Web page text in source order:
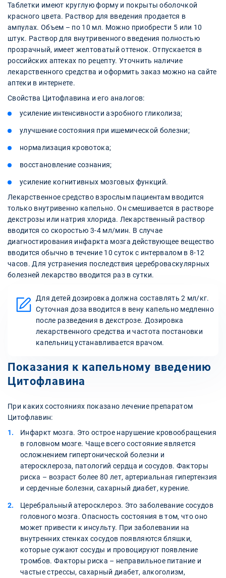
Таблетки имеют круглую форму и покрыты оболочкой
красного цвета. Раствор для введения продается в
ампулах. Объем – по 10 мл. Можно приобрести 5 или 10
штук. Раствор для внутривенного введения полностью
прозрачный, имеет желтоватый оттенок. Отпускается в
российских аптеках по рецепту. Уточнить наличие
лекарственного средства и оформить заказ можно на сайте
аптеки в интернете.
Свойства Цитофлавина и его аналогов:
усиление интенсивности аэробного гликолиза;
улучшение состояния при ишемической болезни;
нормализация кровотока;
восстановление сознания;
усиление когнитивных мозговых функций.
Лекарственное средство взрослым пациентам вводится
только внутривенно капельно. Он смешивается в растворе
декстрозы или натрия хлорида. Лекарственный раствор
вводится со скоростью 3-4 мл/мин. В случае
диагностирования инфаркта мозга действующее вещество
вводится обычно в течение 10 суток с интервалом в 8-12
часов. Для устранения последствия цереброваскулярных
болезней лекарство вводится раз в сутки.
Для детей дозировка должна составлять 2 мл/кг.
Суточная доза вводится в вену капельно медленно
после разведения в декстрозе. Дозировка
лекарственного средства и частота постановки
капельниц устанавливается врачом.
Показания к капельному введению
Цитофлавина
При каких состояниях показано лечение препаратом
Цитофлавин:
Инфаркт мозга. Это острое нарушение кровообращения
в головном мозге. Чаще всего состояние является
осложнением гипертонической болезни и
атеросклероза, патологий сердца и сосудов. Факторы
риска – возраст более 80 лет, артериальная гипертензия
и сердечные болезни, сахарный диабет, курение.
Церебральный атеросклероз. Это заболевание сосудов
головного мозга. Опасность состояния в том, что оно
может привести к инсульту. При заболевании на
внутренних стенках сосудов появляются бляшки,
которые сужают сосуды и провоцируют появление
тромбов. Факторы риска – неправильное питание и
частые стрессы, сахарный диабет, алкоголизм,